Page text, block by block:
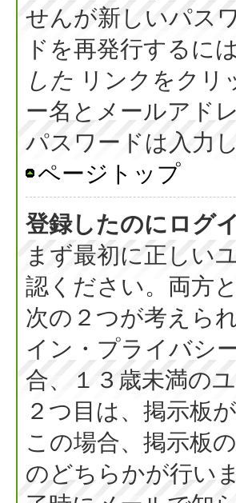
せんが新しいパス
ドを再発行するに
した リンクをクリ
ー名とメールアド
パスワードは入力
ページトップ
登録したのにログ
まず最初に正しい
認ください。両方
次の２つが考えら
イン・プライバシ
合、１３歳未満の
２つ目は、掲示板
この場合、掲示板
のどちらかが行い